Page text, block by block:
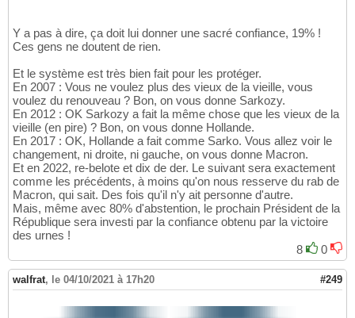
Y a pas à dire, ça doit lui donner une sacré confiance, 19% !
Ces gens ne doutent de rien.
Et le système est très bien fait pour les protéger.
En 2007 : Vous ne voulez plus des vieux de la vieille, vous
voulez du renouveau ? Bon, on vous donne Sarkozy.
En 2012 : OK Sarkozy a fait la même chose que les vieux de la
vieille (en pire) ? Bon, on vous donne Hollande.
En 2017 : OK, Hollande a fait comme Sarko. Vous allez voir le
changement, ni droite, ni gauche, on vous donne Macron.
Et en 2022, re-belote et dix de der. Le suivant sera exactement
comme les précédents, à moins qu'on nous resserve du rab de
Macron, qui sait. Des fois qu'il n'y ait personne d'autre.
Mais, même avec 80% d'abstention, le prochain Président de la
République sera investi par la confiance obtenu par la victoire
des urnes !
8
0
walfrat, le 04/10/2021 à 17h20 #249